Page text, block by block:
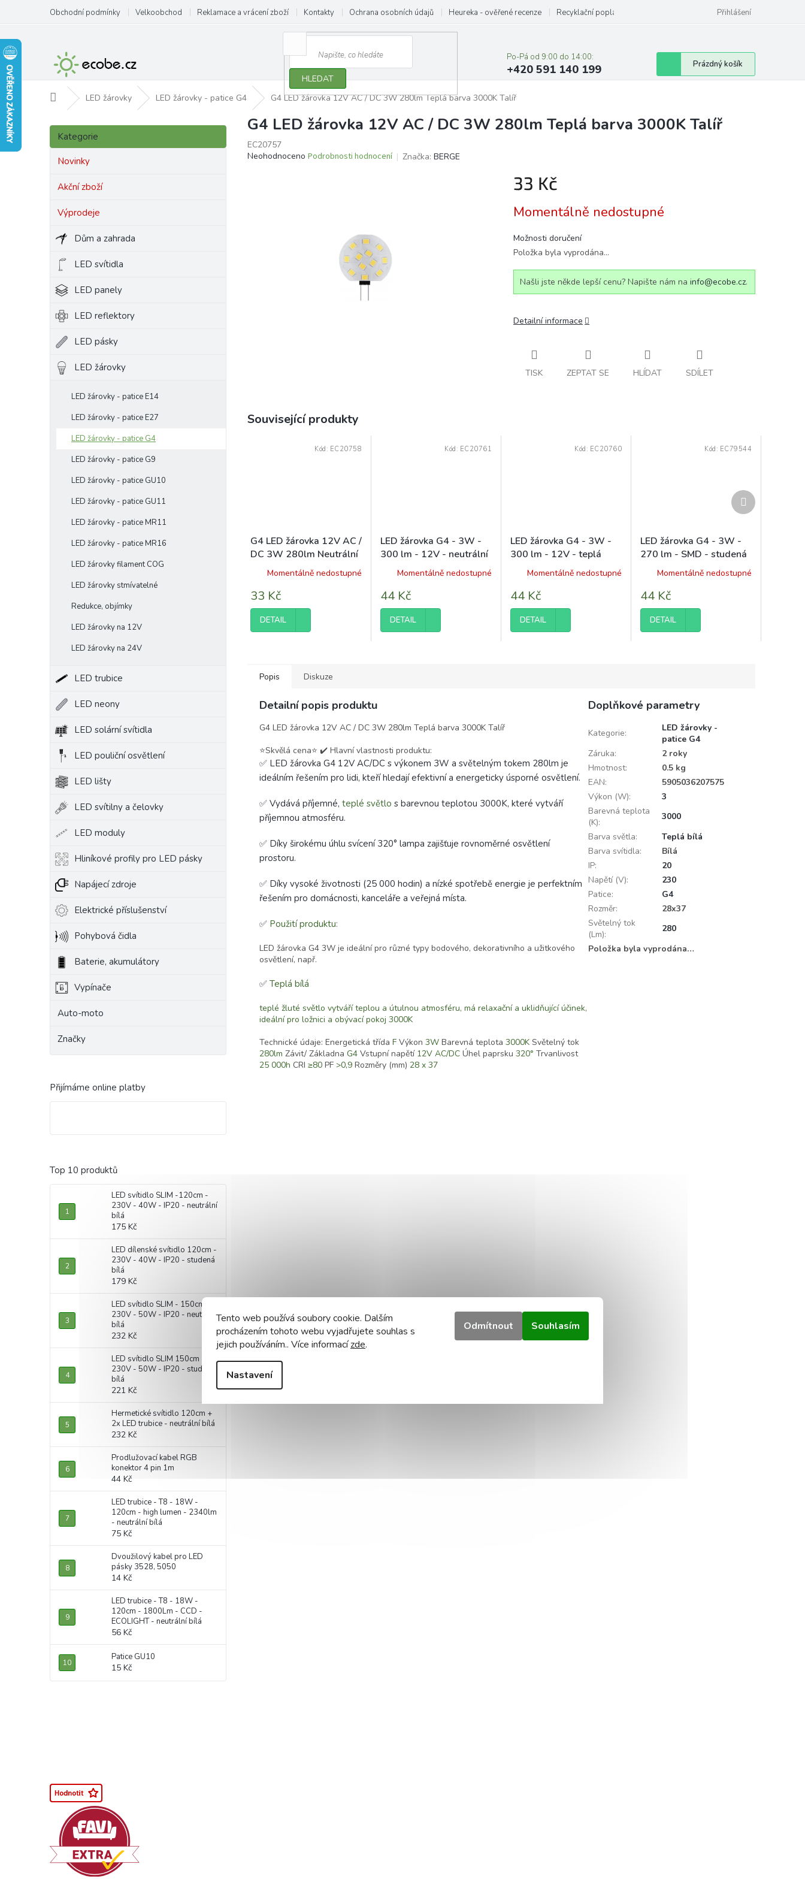
Tento web používá soubory cookie. Dalším
procházením tohoto webu vyjadřujete souhlas s
jejich používáním.. Více informacízde.
Nastavení
Odmítnout Souhlasím
obsah
Obchodní podmínky Velkoobchod Reklamace a vrácení zboží Kontakty Ochrana osobních údajů Heureka - ověřené recenze Recyklační poplatky Přihlášení
HLEDAT
Po-Pá od 9:00 do 14:00:
+420 591 140 199
Nákupní
košík
Prázdný košík
Domů LED žárovky LED žárovky - patice G4 G4 LED žárovka 12V AC / DC 3W 280lm Teplá barva 3000K Talíř
P
s
p
Přeskočit
kategorie
Kategorie
Novinky
Akční zboží
Výprodeje
Dům a zahrada
LED svítidla
LED panely
LED reflektory
LED pásky
LED žárovky
LED žárovky - patice E14
LED žárovky - patice E27
LED žárovky - patice G4
LED žárovky - patice G9
LED žárovky - patice GU10
LED žárovky - patice GU11
LED žárovky - patice MR11
LED žárovky - patice MR16
LED žárovky filament COG
LED žárovky stmívatelné
Redukce, objímky
LED žárovky na 12V
LED žárovky na 24V
LED trubice
LED neony
LED solární svítidla
LED pouliční osvětlení
LED lišty
LED svítilny a čelovky
LED moduly
Hliníkové profily pro LED pásky
Napájecí zdroje
Elektrické příslušenství
Pohybová čidla
Baterie, akumulátory
Vypínače
Auto-moto
Značky
Přijímáme online platby
Top 10 produktů
LED svítidlo SLIM -120cm -
230V - 40W - IP20 - neutrální
bílá
175 Kč
LED dílenské svítidlo 120cm -
230V - 40W - IP20 - studená
bílá
179 Kč
LED svítidlo SLIM - 150cm -
230V - 50W - IP20 - neutrální
bílá
232 Kč
LED svítidlo SLIM 150cm -
230V - 50W - IP20 - studená
bílá
221 Kč
Hermetické svítidlo 120cm +
2x LED trubice - neutrální bílá
232 Kč
Prodlužovací kabel RGB
konektor 4 pin 1m
44 Kč
LED trubice - T8 - 18W -
120cm - high lumen - 2340lm
- neutrální bílá
75 Kč
Dvoužilový kabel pro LED
pásky 3528, 5050
14 Kč
LED trubice - T8 - 18W -
120cm - 1800Lm - CCD -
ECOLIGHT - neutrální bílá
56 Kč
Patice GU10
15 Kč
G4 LED žárovka 12V AC / DC 3W 280lm Teplá barva 3000K Talíř
EC20757
Průměrné
Neohodnoceno Podrobnosti hodnocení Značka: BERGE
33 Kč
cena:
Momentálně nedostupné
Možnosti doručení
Položka byla vyprodána…
Našli jste někde lepší cenu? Napište nám na info@ecobe.cz.
Detailní informace
TISK ZEPTAT SE HLÍDAT SDÍLET
Související produkty
G4 LED žárovka 12V AC /
DC 3W 280lm Neutrální
barva 4000K Talíř
Momentálně nedostupné
33 Kč
DETAIL
Kód: EC20758
LED žárovka G4 - 3W -
300 lm - 12V - neutrální
Momentálně nedostupné
44 Kč
DETAIL
Kód: EC20761
LED žárovka G4 - 3W -
300 lm - 12V - teplá
barvaMomentálně nedostupné
44 Kč
DETAIL
Kód: EC20760
LED žárovka G4 - 3W -
270 lm - SMD - studená
Momentálně nedostupné
44 Kč
DETAIL
Kód: EC79544
Další
produkt
Popis Diskuze
Detailní popis produktu
G4 LED žárovka 12V AC / DC 3W 280lm Teplá barva 3000K Talíř
⭐️Skvělá cena⭐️ ✔️ Hlavní vlastnosti produktu:
✅ LED žárovka G4 12V AC/DC s výkonem 3W a světelným tokem 280lm je
ideálním řešením pro lidi, kteří hledají efektivní a energeticky úsporné osvětlení.
✅ Vydává příjemné, teplé světlo s barevnou teplotou 3000K, které vytváří
příjemnou atmosféru.
✅ Díky širokému úhlu svícení 320° lampa zajišťuje rovnoměrné osvětlení
prostoru.
✅ Díky vysoké životnosti (25 000 hodin) a nízké spotřebě energie je perfektním
řešením pro domácnosti, kanceláře a veřejná místa.
✅ Použití produktu:
LED žárovka G4 3W je ideální pro různé typy bodového, dekorativního a užitkového
osvětlení, např.
✅ Teplá bílá
teplé žluté světlo vytváří teplou a útulnou atmosféru, má relaxační a uklidňující účinek,
ideální pro ložnici a obývací pokoj 3000K
Technické údaje: Energetická třída F Výkon 3W Barevná teplota 3000K Světelný tok
280lm Závit/ Základna G4 Vstupní napětí 12V AC/DC Úhel paprsku 320° Trvanlivost
25 000h CRI ≥80 PF >0,9 Rozměry (mm) 28 x 37
Doplňkové parametry
Kategorie:
LED žárovky -
patice G4
Záruka:
2 roky
Hmotnost:
0.5 kg
EAN:
5905036207575
Výkon (W):
3
Barevná teplota
(K):
3000
Barva světla:
Teplá bílá
Barva svítidla:
Bílá
IP:
20
Napětí (V):
230
Patice:
G4
Rozměr:
28x37
Světelný tok
(Lm):
280
Položka byla vyprodána…